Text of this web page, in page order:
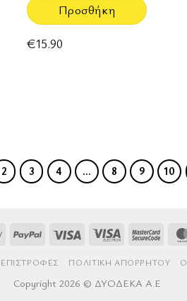
Προσθήκη
€15.90
2 3 4 … 8 9 10
Apple
PayPal Visa
Visa
ΠΟΛΙΤΙΚΉ ΑΠΟΡΡΉΤΟΥ
Copyright 2026 © ΔΥΟΔΕΚΑ Α.Ε